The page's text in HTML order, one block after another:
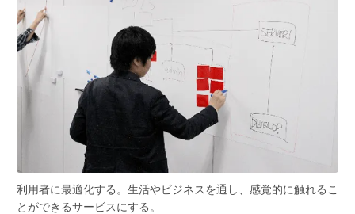
利用者に最適化する。生活やビジネスを通し、感覚的に触れるこ
とができるサービスにする。